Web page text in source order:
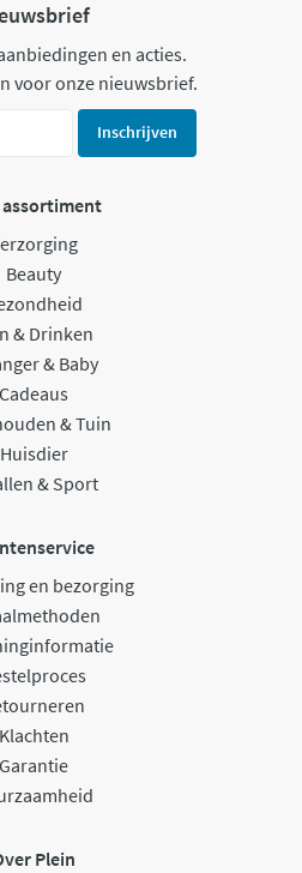
en acties.
voor onze nieuwsbrief.
Inschrijven
assortiment
Beauty
& Drinken
& Baby
Cadeaus
& Tuin
Huisdier
& Sport
en bezorging
Klachten
Garantie
Plein